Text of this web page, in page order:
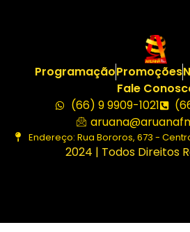
ProgramaçãoPromoções
Fale
(66) 9 9909-1021
Endereço: Rua Bororos, 673 -
2024 | Todos Direitos